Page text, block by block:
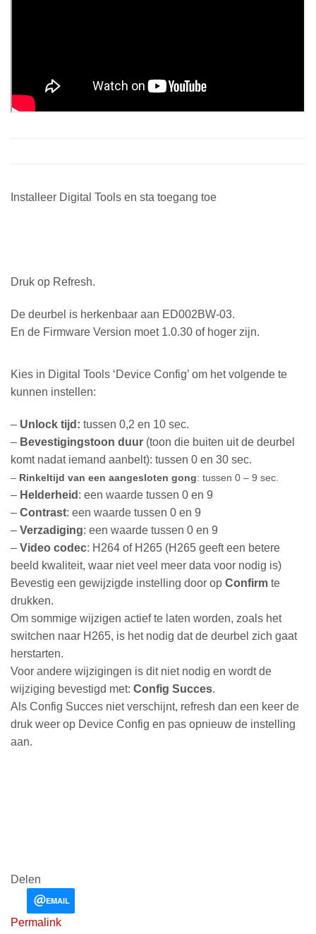
Installeer Digital Tools en sta toegang toe
Druk op Refresh.
De deurbel is herkenbaar aan ED002BW-03.
En de Firmware Version moet 1.0.30 of hoger zijn.
Kies in Digital Tools ‘Device Config’ om het volgende te
kunnen instellen:
– Unlock tijd: tussen 0,2 en 10 sec.
– Bevestigingstoon duur (toon die buiten uit de deurbel
komt nadat iemand aanbelt): tussen 0 en 30 sec.
– Rinkeltijd van een aangesloten gong: tussen 0 – 9 sec.
– Helderheid : een waarde tussen 0 en 9
– Contrast: een waarde tussen 0 en 9
– Verzadiging: een waarde tussen 0 en 9
– Video codec: H264 of H265 (H265 geeft een betere
beeld kwaliteit, waar niet veel meer data voor nodig is)
Bevestig een gewijzigde instelling door op Confirm te
drukken.
Om sommige wijzigen actief te laten worden, zoals het
switchen naar H265, is het nodig dat de deurbel zich gaat
herstarten.
Voor andere wijzigingen is dit niet nodig en wordt de
wijziging bevestigd met: Config Succes.
Als Config Succes niet verschijnt, refresh dan een keer de
druk weer op Device Config en pas opnieuw de instelling
aan.
Delen
EMAIL
Permalink